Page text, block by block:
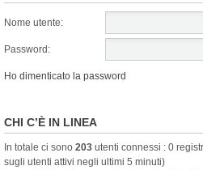
Nome utente:
Password:
Ho dimenticato la password
CHI C’È IN LINEA
In totale ci sono 203 utenti connessi : 0
sugli utenti attivi negli ultimi 5 minuti)